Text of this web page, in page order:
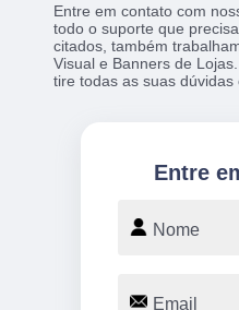
Entre em contato com
todo o suporte que
citados, também
Visual e Banners de
tire todas as suas dúvidas
Entre